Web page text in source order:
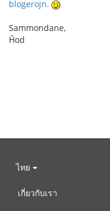
blogerojn.
Sammondane,
Ĥod
ไทย
เกี่ยวกับเรา